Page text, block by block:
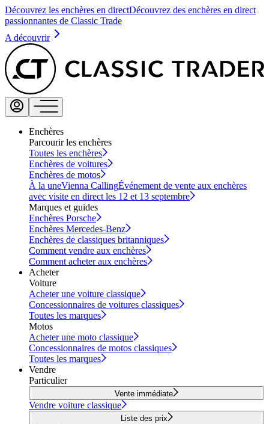
Découvrez les enchères en directDécouvrez des enchères en direct
passionnantes de Classic Trade
A découvrir
Enchères
Parcourir les enchères
Toutes les enchères
Enchères de voitures
Enchères de motos
À la uneVienna CallingÉvénement de vente aux enchères
avec visite en direct les 12 et 13 septembre
Marques et guides
Enchères Porsche
Enchères Mercedes-Benz
Enchères de classiques britanniques
Comment vendre aux enchères
Comment acheter aux enchères
Acheter
Voiture
Acheter une voiture classique
Concessionnaires de voitures classiques
Toutes les marques
Motos
Acheter une moto classique
Concessionnaires de motos classiques
Toutes les marques
Vendre
Particulier
Vente immédiate
Vendre voiture classique
Liste des prix